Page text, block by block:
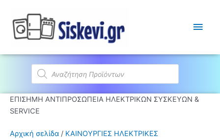
Products
search
Αρχική σελίδα / ΚΑΙΝΟΥΡΓΙΕΣ ΗΛΕΚΤΡΙΚΕΣ
ΕΠΙΣΗΜΗ ΑΝΤΙΠΡΟΣΩΠΕΙΑ ΗΛΕΚΤΡΙΚΩΝ ΣΥΣΚΕΥΩΝ &
SERVICE